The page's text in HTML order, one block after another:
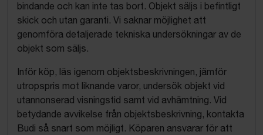
bindande och kan inte tas bort. Objekt säljs i befintligt
skick och utan garanti. Vi saknar möjlighet att
genomföra detaljerade tekniska undersökningar av de
objekt som säljs.
Inför köp, läs igenom objektsbeskrivningen, jämför
utropspris mot liknande varor, undersök objekt vid
utannonserad visningstid samt vid avhämtning. Vid
betydande avvikelse från objektsbeskrivning, kontakta
Budi så snart som möjligt. Köparen ansvarar för att